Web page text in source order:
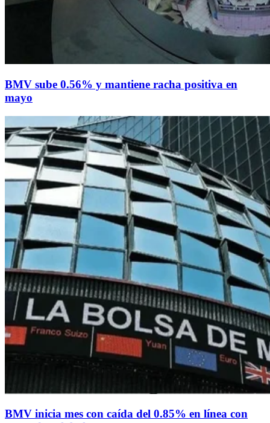
BMV sube 0.56% y mantiene racha positiva en
mayo
BMV inicia mes con caída del 0.85% en línea con